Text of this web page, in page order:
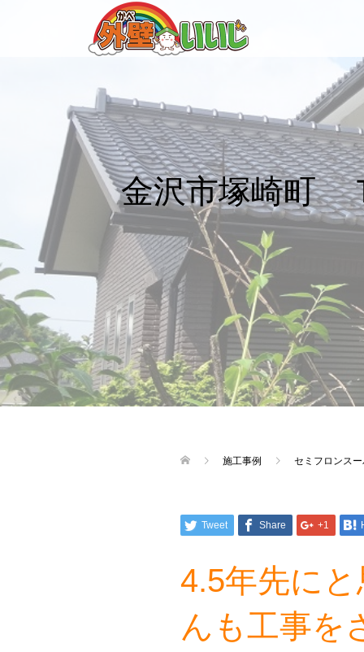
金沢市塚崎町
施工事例 セミフロンス
Tweet Share +1
4.5年先に
んも工事を